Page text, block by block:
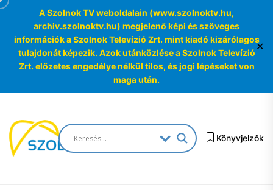
A Szolnok TV weboldalain (www.szolnoktv.hu,
archiv.szolnoktv.hu) megjelenő képi és szöveges
információk a Szolnok Televízió Zrt. mint kiadó kizárólagos
tulajdonát képezik. Azok utánközlése a Szolnok Televízió
Zrt. előzetes engedélye nélkül tilos, és jogi lépéseket von
maga után.
✕
the
content
SzolnokTV
Archívum
Könyvjelzők